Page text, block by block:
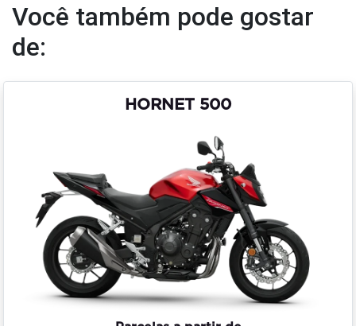
Você também pode gostar
de:
HORNET 500